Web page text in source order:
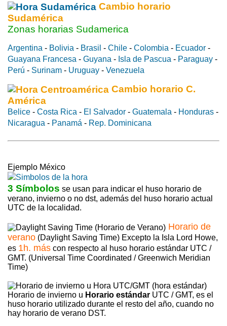
Cambio horario
Sudamérica
Zonas horarias Sudamerica
Argentina - Bolivia - Brasil - Chile - Colombia - Ecuador -
Guayana Francesa - Guyana - Isla de Pascua - Paraguay -
Perú - Surinam - Uruguay - Venezuela
Cambio horario C.
América
Belice - Costa Rica - El Salvador - Guatemala - Honduras -
Nicaragua - Panamá - Rep. Dominicana
Ejemplo México
3 Símbolos se usan para indicar el huso horario de
verano, invierno o no dst, además del huso horario actual
UTC de la localidad.
Horario de
verano (Daylight Saving Time) Excepto la Isla Lord Howe,
es 1h. más con respecto al huso horario estándar UTC /
GMT. (Universal Time Coordinated / Greenwich Meridian
Time)
Horario de invierno u Horario estándar UTC / GMT, es el
huso horario utilizado durante el resto del año, cuando no
hay horario de verano DST.